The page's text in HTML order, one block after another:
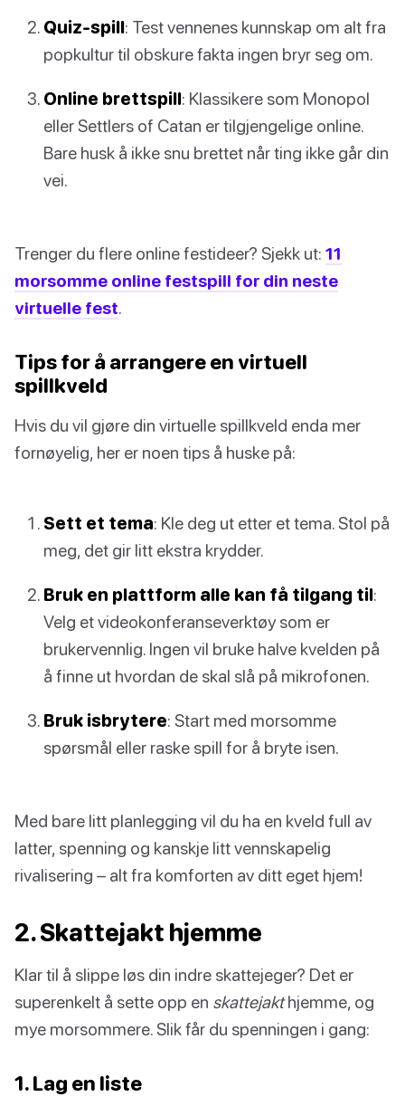
Quiz-spill: Test vennenes kunnskap om alt fra
popkultur til obskure fakta ingen bryr seg om.
Online brettspill: Klassikere som Monopol
eller Settlers of Catan er tilgjengelige online.
Bare husk å ikke snu brettet når ting ikke går din
vei.
Trenger du flere online festideer? Sjekk ut: 11
morsomme online festspill for din neste
virtuelle fest.
Tips for å arrangere en virtuell
spillkveld
Hvis du vil gjøre din virtuelle spillkveld enda mer
fornøyelig, her er noen tips å huske på:
Sett et tema: Kle deg ut etter et tema. Stol på
meg, det gir litt ekstra krydder.
Bruk en plattform alle kan få tilgang til:
Velg et videokonferanseverktøy som er
brukervennlig. Ingen vil bruke halve kvelden på
å finne ut hvordan de skal slå på mikrofonen.
Bruk isbrytere: Start med morsomme
spørsmål eller raske spill for å bryte isen.
Med bare litt planlegging vil du ha en kveld full av
latter, spenning og kanskje litt vennskapelig
rivalisering – alt fra komforten av ditt eget hjem!
2. Skattejakt hjemme
Klar til å slippe løs din indre skattejeger? Det er
superenkelt å sette opp en skattejakthjemme, og
mye morsommere. Slik får du spenningen i gang:
1. Lag en liste